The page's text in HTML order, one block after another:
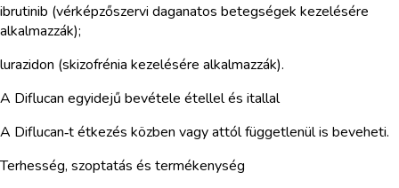
ibrutinib (vérképzőszervi daganatos betegségek kezelésére
alkalmazzák);
lurazidon (skizofrénia kezelésére alkalmazzák).
A Diflucan egyidejű bevétele étellel és itallal
A Diflucan‑t étkezés közben vagy attól függetlenül is beveheti.
Terhesség, szoptatás és termékenység